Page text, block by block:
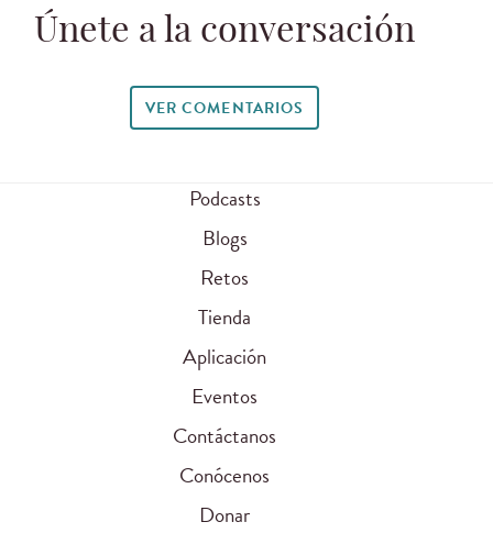
Únete a la conversación
VER COMENTARIOS
Podcasts
Blogs
Retos
Tienda
Aplicación
Eventos
Contáctanos
Conócenos
Donar